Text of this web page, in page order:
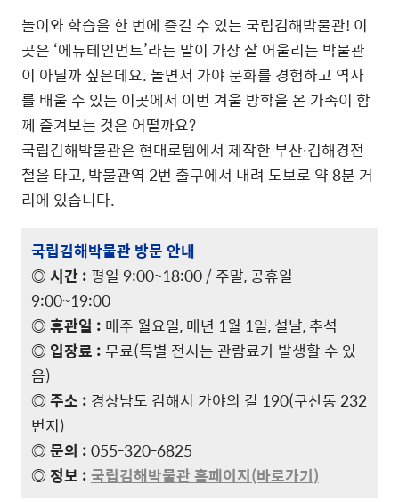
놀이와 학습을 한 번에 즐길 수 있는 국립김해박물관! 이
곳은 ‘에듀테인먼트’라는 말이 가장 잘 어울리는 박물관
이 아닐까 싶은데요. 놀면서 가야 문화를 경험하고 역사
를 배울 수 있는 이곳에서 이번 겨울 방학을 온 가족이 함
께 즐겨보는 것은 어떨까요?
국립김해박물관은 현대로템에서 제작한 부산∙김해경전
철을 타고, 박물관역 2번 출구에서 내려 도보로 약 8분 거
리에 있습니다.
국립김해박물관 방문 안내
◎ 시간 : 평일 9:00~18:00 / 주말, 공휴일
9:00~19:00
◎ 휴관일 : 매주 월요일, 매년 1월 1일, 설날, 추석
◎ 입장료 : 무료(특별 전시는 관람료가 발생할 수 있
음)
◎ 주소 : 경상남도 김해시 가야의 길 190(구산동 232
번지)
◎ 문의 :055-320-6825
◎ 정보 :국립김해박물관 홈페이지(바로가기)